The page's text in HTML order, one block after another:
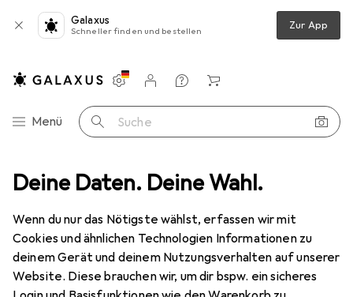
Deine Daten. Deine Wahl.
Wenn du nur das Nötigste wählst, erfassen wir mit
Cookies und ähnlichen Technologien Informationen zu
deinem Gerät und deinem Nutzungsverhalten auf unserer
Website. Diese brauchen wir, um dir bspw. ein sicheres
Galaxus
Schneller finden und bestellen Zur App
Navigation nach Kategorien
Menü Suche
Einstellungen
Kundenkonto
Vergleichslisten
Merklisten
Warenkorb
Kletterschuhe Red Chili Sausalito Kletterschuhe
3 Bilder
Red ChiliSausalito Kletterschuhe